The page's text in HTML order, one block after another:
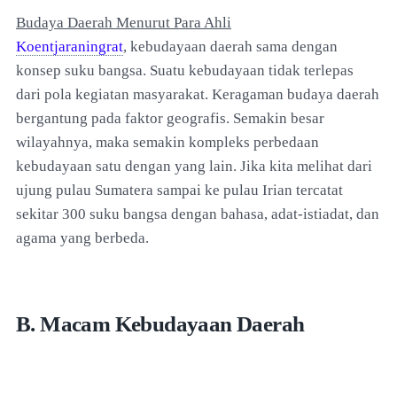
Budaya Daerah Menurut Para Ahli
Koentjaraningrat, kebudayaan daerah sama dengan
konsep suku bangsa. Suatu kebudayaan tidak terlepas
dari pola kegiatan masyarakat. Keragaman budaya daerah
bergantung pada faktor geografis. Semakin besar
wilayahnya, maka semakin kompleks perbedaan
kebudayaan satu dengan yang lain. Jika kita melihat dari
ujung pulau Sumatera sampai ke pulau Irian tercatat
sekitar 300 suku bangsa dengan bahasa, adat-istiadat, dan
agama yang berbeda.
B. Macam Kebudayaan Daerah